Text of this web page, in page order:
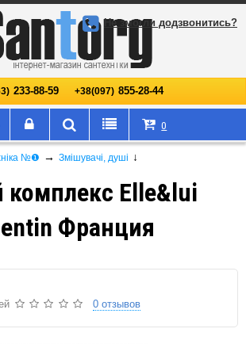
233-88-59 +38(097) 855-28-44
Не змогли додзвонитись?
0
№❶ → Змішувачі, душі ↓
Elle&lui
Франция
0 отзывов